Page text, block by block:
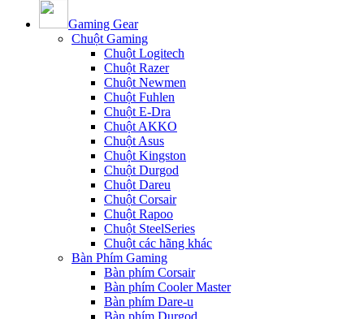
Gaming Gear
Chuột Gaming
Chuột Logitech
Chuột Razer
Chuột Newmen
Chuột Fuhlen
Chuột E-Dra
Chuột AKKO
Chuột Asus
Chuột Kingston
Chuột Durgod
Chuột Dareu
Chuột Corsair
Chuột Rapoo
Chuột SteelSeries
Chuột các hãng khác
Bàn Phím Gaming
Bàn phím Corsair
Bàn phím Cooler Master
Bàn phím Dare-u